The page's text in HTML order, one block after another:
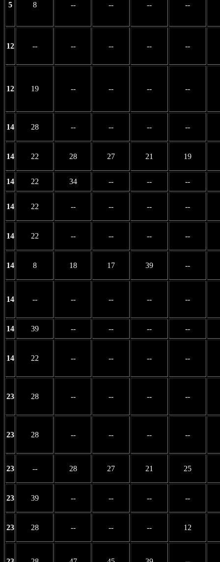
5 8 -- -- -- --
12 -- -- -- -- --
12 19 -- -- -- --
14 28 -- -- -- --
14 22 28 27 21 19
14 22 34 -- -- --
14 22 -- -- -- --
14 22 -- -- -- --
14 8 18 17 39 --
14 -- -- -- -- --
14 39 -- -- -- --
14 22 -- -- -- --
23 28 -- -- -- --
23 28 -- -- -- --
23 -- 28 27 21 25
23 39 -- -- -- --
23 28 -- -- -- 12